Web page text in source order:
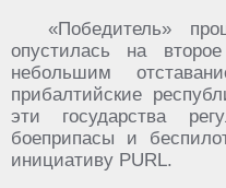
«Победитель»
опустилась на
небольшим
прибалтийские
эти государства
боеприпасы и
инициативу PURL.